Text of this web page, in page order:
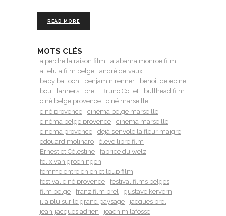
READ MORE
MOTS CLÉS
a perdre la raison film
alabama monroe film
alleluia film belge
andré delvaux
baby balloon
benjamin renner
benoit delepine
bouli lanners
brel Bruno Collet
bullhead film
ciné belge provence
ciné marseille
ciné provence
cinéma belge marseille
cinéma belge provence
cinema marseille
cinema provence
déjà s’envole la fleur maigre
edouard molinaro
élève libre film
Ernest et Célestine
fabrice du welz
felix van groeningen
femme entre chien et loup film
festival ciné provence
festival films belges
film belge
franz film brel
gustave kervern
il a plu sur le grand paysage
jacques brel
jean-jacques adrien
joachim lafosse